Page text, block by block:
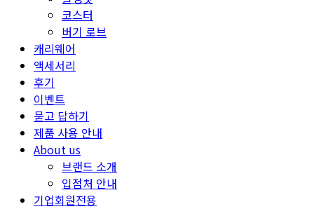
코스터
버기 로브
캐리웨어
액세서리
후기
이벤트
묻고 답하기
제품 사용 안내
About us
브랜드 소개
입점처 안내
기업회원전용